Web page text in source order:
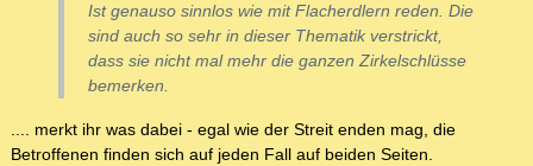
Ist genauso sinnlos wie mit Flacherdlern reden. Die
sind auch so sehr in dieser Thematik verstrickt,
dass sie nicht mal mehr die ganzen Zirkelschlüsse
bemerken.
.... merkt ihr was dabei - egal wie der Streit enden mag, die
Betroffenen finden sich auf jeden Fall auf beiden Seiten.